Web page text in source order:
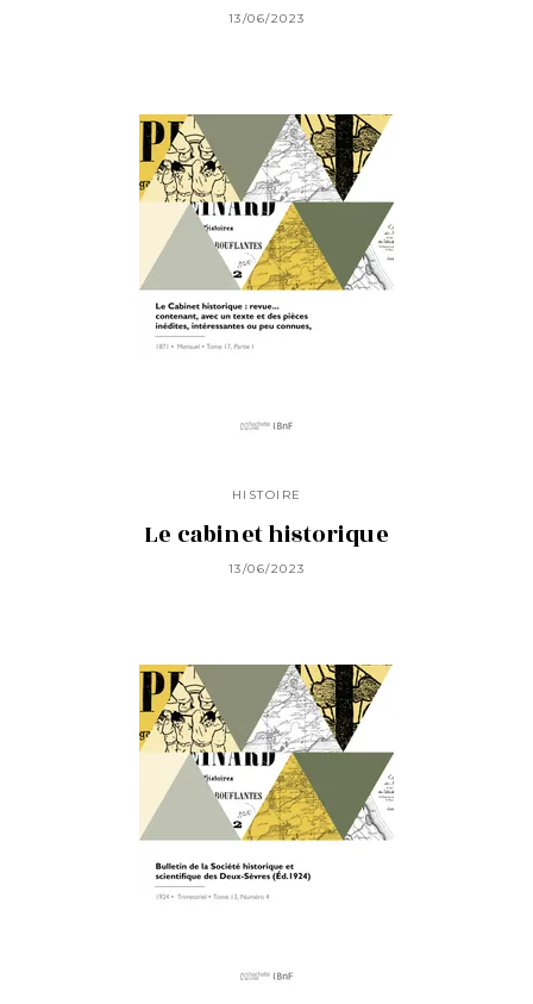
13/06/2023
HISTOIRE
Le cabinet historique
13/06/2023